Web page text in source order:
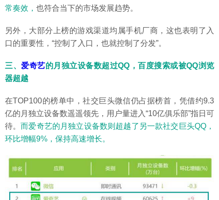
常奏效， 也符合当下的市场发展趋势。
另外，大部分上榜的游戏渠道均属手机厂商，这也表明了入
口的重要性，“控制了入口，也就控制了分发”。
三、 爱奇艺的月独立设备数超过QQ，百度搜索或被QQ浏览
器超越
在TOP100的榜单中，社交巨头微信仍占据榜首，凭借约9.3
亿的月独立设备数遥遥领先，用户量进入“10亿俱乐部”指日可
待。而爱奇艺的月独立设备数则超越了另一款社交巨头QQ，
环比增幅9%，保持高速增长。